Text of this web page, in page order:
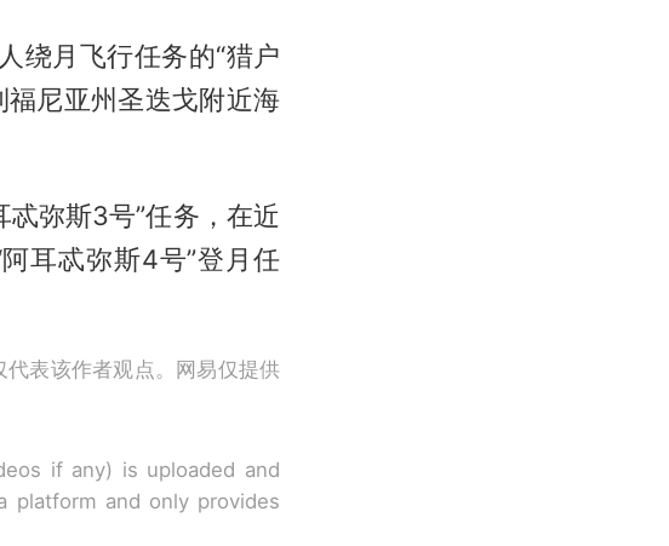
绕月飞行任务的“猎户
福尼亚州圣迭戈附近海
弥斯3号”任务，在近
耳忒弥斯4号”登月任
表该作者观点。网易仅提供
if any) is uploaded and
platform and only provides